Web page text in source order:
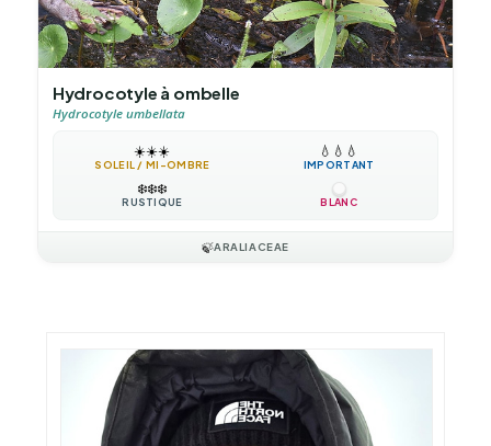
Hydrocotyle à ombelle
Hydrocotyle umbellata
☀️☀️☀️
SOLEIL / MI-OMBRE
💧 💧 💧
IMPORTANT
❄️❄️❄️
RUSTIQUE BLANC
🍃ARALIACEAE